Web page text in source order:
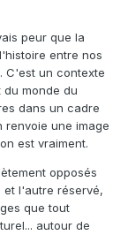
peur que la
entre nos
C'est un contexte
monde du
dans un cadre
renvoie une image
est vraiment.
opposés
et l'autre réservé,
que tout
autour de